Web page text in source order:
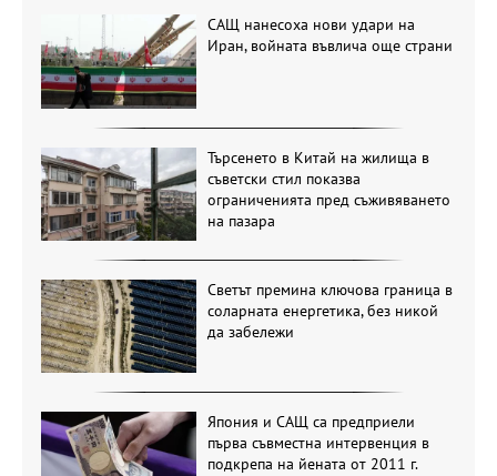
САЩ нанесоха нови удари на
Иран, войната въвлича още страни
Търсенето в Китай на жилища в
съветски стил показва
ограниченията пред съживяването
на пазара
Светът премина ключова граница в
соларната енергетика, без никой
да забележи
Япония и САЩ са предприели
първа съвместна интервенция в
подкрепа на йената от 2011 г.